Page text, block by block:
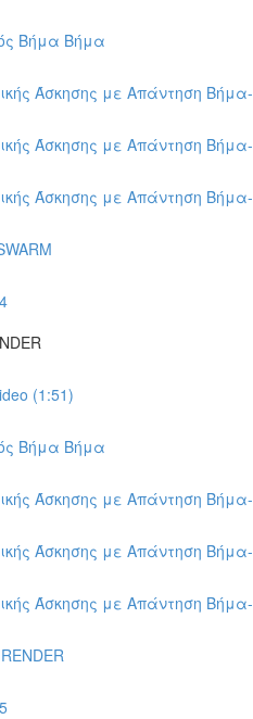
Βήμα Βήμα
Άσκησης με Απάντηση
Άσκησης με Απάντηση
Άσκησης με Απάντηση
(1:51)
Βήμα Βήμα
Άσκησης με Απάντηση
Άσκησης με Απάντηση
Άσκησης με Απάντηση